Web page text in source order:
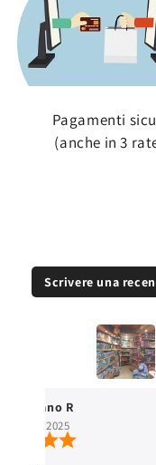
Pagamenti
(anche in 3
Scrivere una
Stefano R
ott 4, 2025